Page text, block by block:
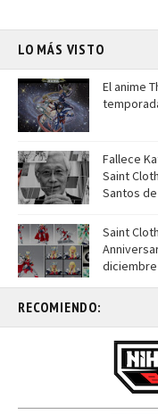
LO MÁS VISTO
El anime
Fallece
Saint
Santos
Saint
RECOMIENDO: